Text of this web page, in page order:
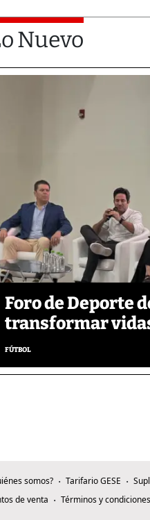
Nuevo
Foro de Deporte
transformar
FÚTBOL
somos? Tarifario GESE
de venta
Términos y condiciones